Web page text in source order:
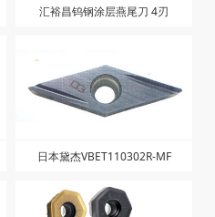
汇裕昌钨钢涂层燕尾刀 4刃
日本黛杰VBET110302R-MF